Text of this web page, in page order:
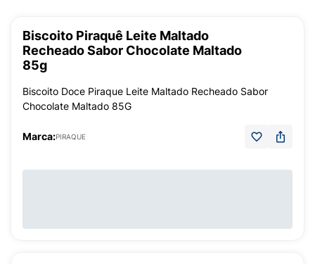
Biscoito Piraquê Leite Maltado
Recheado Sabor Chocolate Maltado
85g
Biscoito Doce Piraque Leite Maltado Recheado Sabor
Chocolate Maltado 85G
Marca:PIRAQUE